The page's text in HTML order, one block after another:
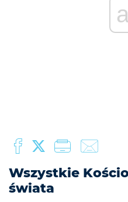
Wszystkie
świata